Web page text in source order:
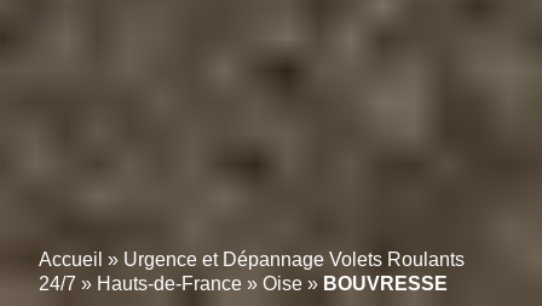
Accueil » Urgence et Dépannage Volets Roulants
24/7 » Hauts-de-France » Oise » BOUVRESSE